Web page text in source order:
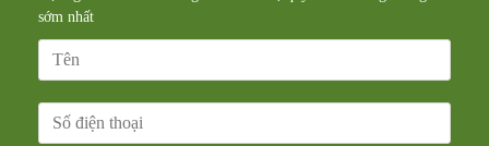
sớm nhất